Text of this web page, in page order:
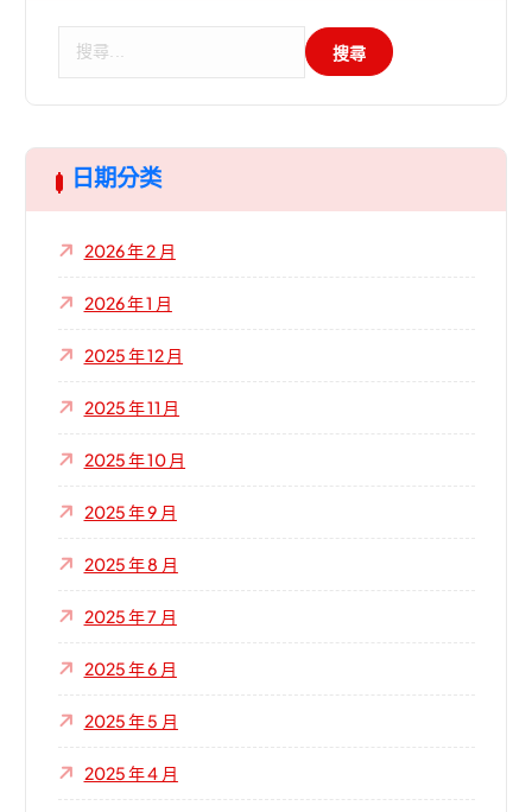
字
:
日期分类
2026 年 2 月
2026 年 1 月
2025 年 12 月
2025 年 11 月
2025 年 10 月
2025 年 9 月
2025 年 8 月
2025 年 7 月
2025 年 6 月
2025 年 5 月
2025 年 4 月